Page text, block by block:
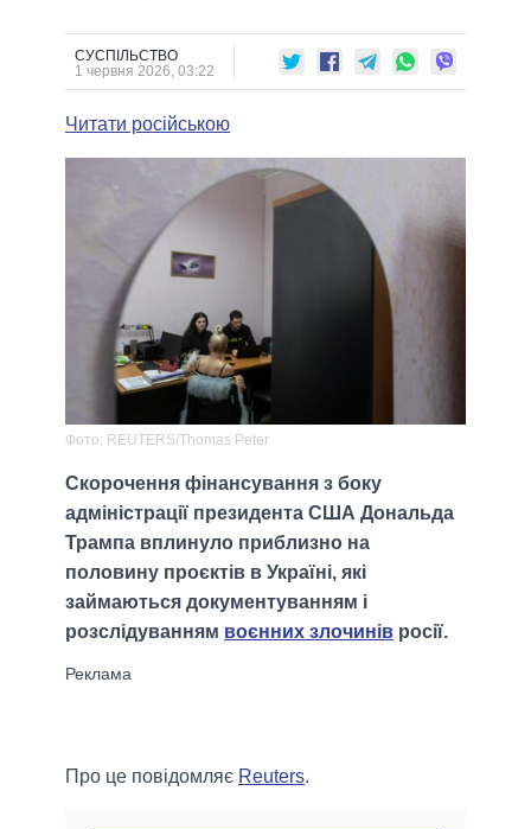
ГОЛОВИ ОБЛАДМІНІСТРАЦІЙ
МЕРИ МІСТ
ВСІ ПЕРСОНИ
ПОРІВНЯННЯ ПОЛІТИКІВ
СУСПІЛЬСТВО
1 червня 2026, 03:22
Читати російською
Фото: REUTERS/Thomas Peter
Скорочення фінансування з боку
адміністрації президента США Дональда
Трампа вплинуло приблизно на
половину проєктів в Україні, які
займаються документуванням і
розслідуванням воєнних злочинів росії.
Про це повідомляє Reuters.